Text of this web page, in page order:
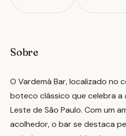
Sobre
O Vardemá Bar, localizado no
boteco clássico que celebra a
Leste de São Paulo. Com um
acolhedor, o bar se destaca